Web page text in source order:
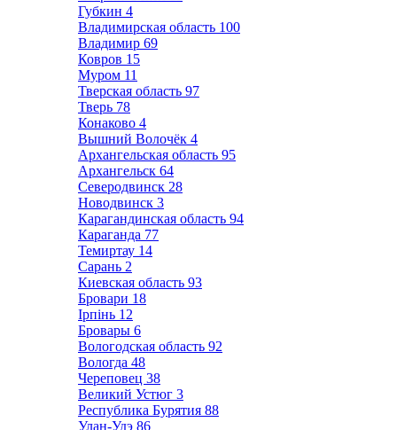
Губкин 4
Владимирская область 100
Владимир 69
Ковров 15
Муром 11
Тверская область 97
Тверь 78
Конаково 4
Вышний Волочёк 4
Архангельская область 95
Архангельск 64
Северодвинск 28
Новодвинск 3
Карагандинская область 94
Караганда 77
Темиртау 14
Сарань 2
Киевская область 93
Бровари 18
Ірпінь 12
Бровары 6
Вологодская область 92
Вологда 48
Череповец 38
Великий Устюг 3
Республика Бурятия 88
Улан-Удэ 86